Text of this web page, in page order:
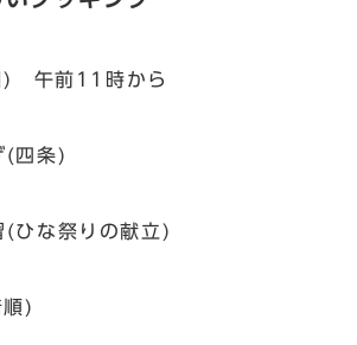
午前11時から
(四条)
ひな祭りの献立)
)